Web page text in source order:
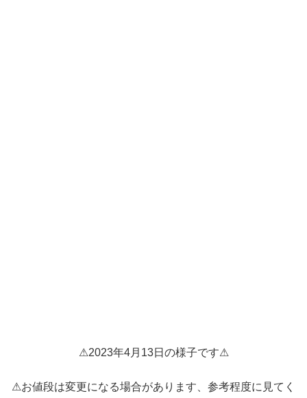
⚠2023年4月13日の様子です⚠
⚠お値段は変更になる場合があります、参考程度に見てく